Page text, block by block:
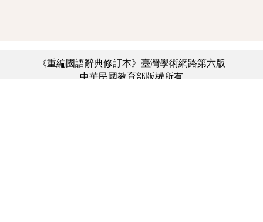
《重編國語辭典修訂本》臺灣學術網路第六版
中華民國教育部版權所有